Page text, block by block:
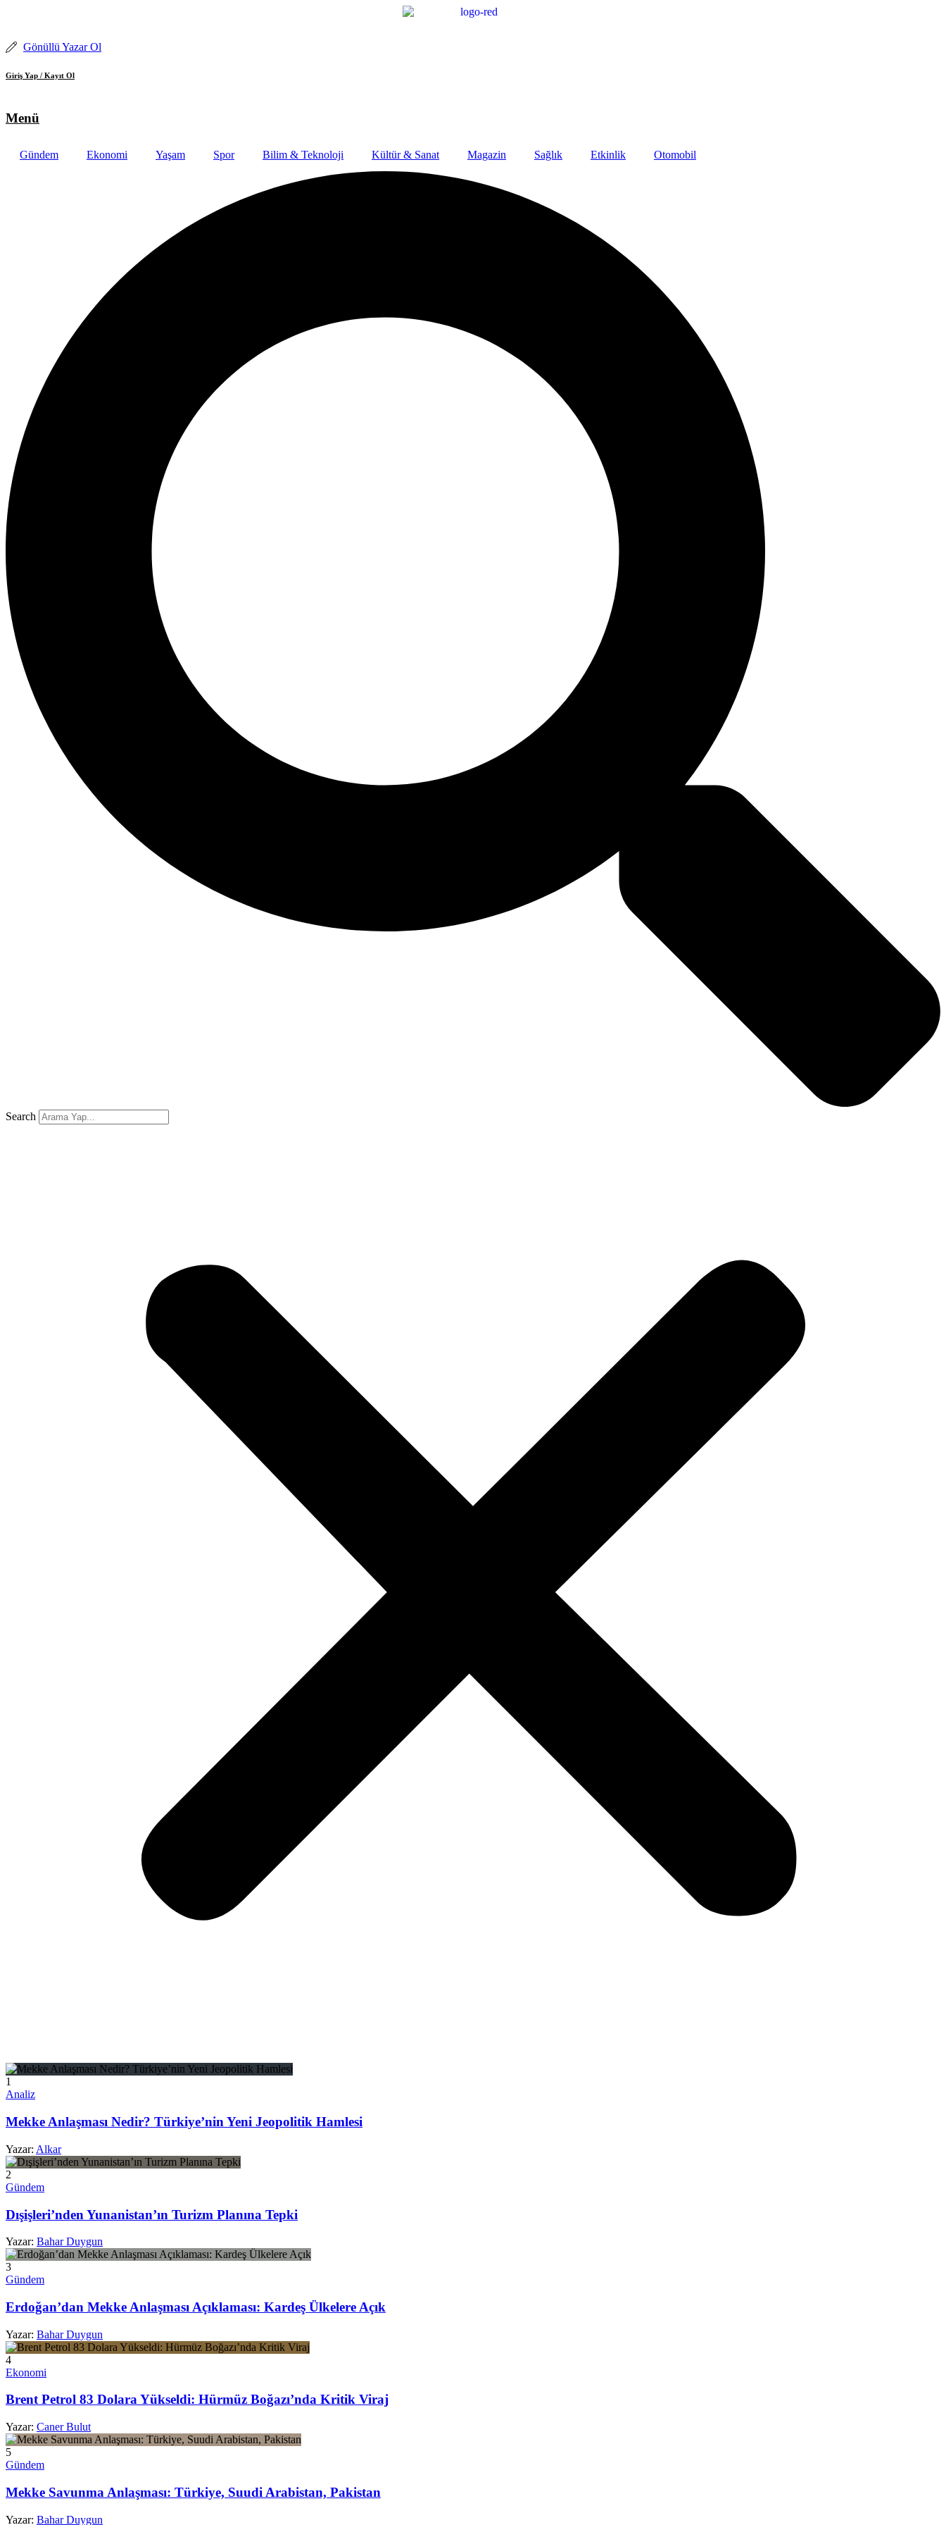
Gönüllü Yazar Ol
Giriş Yap / Kayıt Ol
Menü
Gündem Ekonomi Yaşam Spor Bilim & Teknoloji Kültür & Sanat Magazin Sağlık Etkinlik Otomobil
Search
1
Analiz
Mekke Anlaşması Nedir? Türkiye’nin Yeni Jeopolitik Hamlesi
Yazar: Alkar
2
Gündem
Dışişleri’nden Yunanistan’ın Turizm Planına Tepki
Yazar: Bahar Duygun
3
Gündem
Erdoğan’dan Mekke Anlaşması Açıklaması: Kardeş Ülkelere Açık
Yazar: Bahar Duygun
4
Ekonomi
Brent Petrol 83 Dolara Yükseldi: Hürmüz Boğazı’nda Kritik Viraj
Yazar: Caner Bulut
5
Gündem
Mekke Savunma Anlaşması: Türkiye, Suudi Arabistan, Pakistan
Yazar: Bahar Duygun